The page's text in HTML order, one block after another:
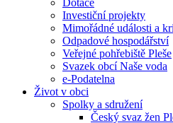
Dotace
Investiční projekty
Mimořádné události a
Odpadové hospodářství
Veřejné pohřebiště Pleše
Svazek obcí Naše voda
e-Podatelna
Život v obci
Spolky a sdružení
Český svaz žen